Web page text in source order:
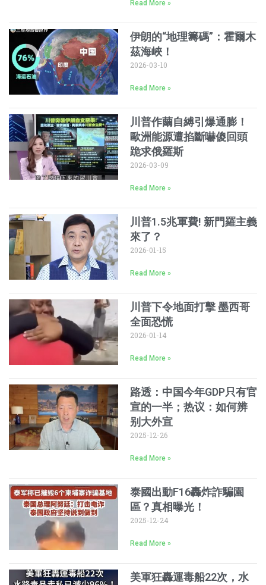
Read More »
伊朗的“地理籌碼”：霍爾木
茲海峽！
2026-03-10
Read More »
川普作繭自縛引爆通膨！
歐洲能源遭掐斷嚇傻回頭
跪求俄羅斯
2026-03-09
Read More »
川普1.5兆軍費! 新門羅主義
來了？
2026-01-15
Read More »
川普下令地面打擊 墨西哥
全面恐慌
2026-01-14
Read More »
路透：中国今年GDP只有官
宣的一半；热议：如何辨
别大外宣
2025-12-26
Read More »
泰國出動F16轟炸詐騙園
區？真相曝光！
2025-12-24
Read More »
美軍狂轟運毒船22次，水